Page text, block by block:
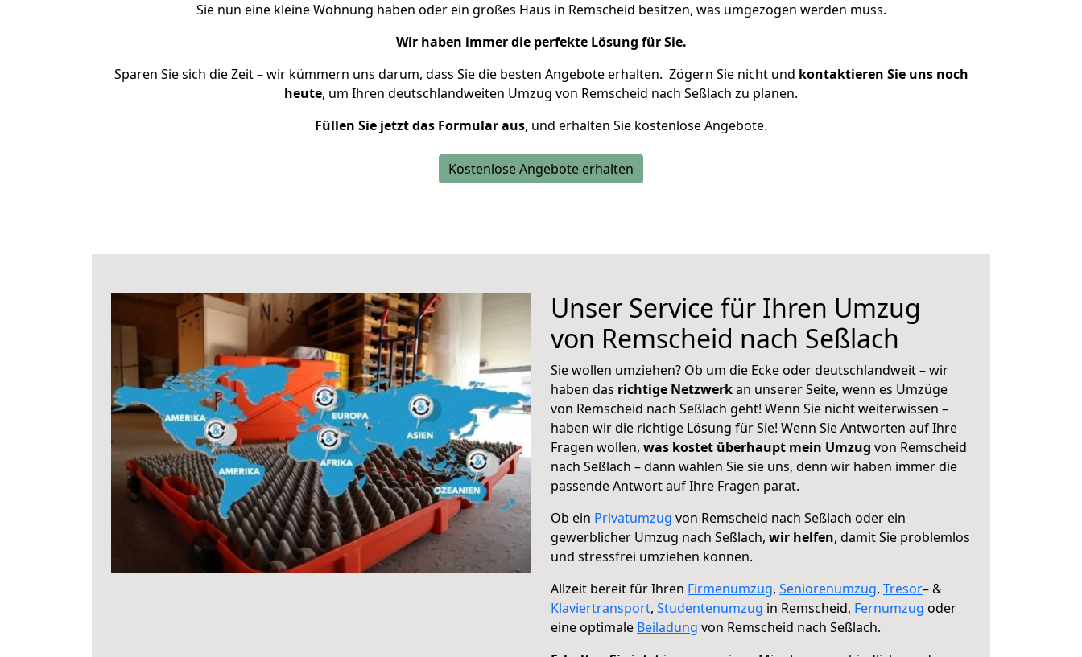
Sie nun eine kleine Wohnung haben oder ein großes Haus in Remscheid besitzen, was umgezogen werden muss.
Wir haben immer die perfekte Lösung für Sie.
Sparen Sie sich die Zeit – wir kümmern uns darum, dass Sie die besten Angebote erhalten. Zögern Sie nicht und kontaktieren Sie uns noch
heute, um Ihren deutschlandweiten Umzug von Remscheid nach Seßlach zu planen.
Füllen Sie jetzt das Formular aus, und erhalten Sie kostenlose Angebote.
Kostenlose Angebote erhalten
Unser Service für Ihren Umzug
von Remscheid nach Seßlach
Sie wollen umziehen? Ob um die Ecke oder deutschlandweit – wir
haben das richtige Netzwerkan unserer Seite, wenn es Umzüge
von Remscheid nach Seßlach geht! Wenn Sie nicht weiterwissen –
haben wir die richtige Lösung für Sie! Wenn Sie Antworten auf Ihre
Fragen wollen, was kostet überhaupt mein Umzug von Remscheid
nach Seßlach – dann wählen Sie sie uns, denn wir haben immer die
passende Antwort auf Ihre Fragen parat.
Ob ein Privatumzug von Remscheid nach Seßlach oder ein
gewerblicher Umzug nach Seßlach, wir helfen, damit Sie problemlos
und stressfrei umziehen können.
Allzeit bereit für Ihren Firmenumzug, Seniorenumzug, Tresor– &
Klaviertransport, Studentenumzug in Remscheid, Fernumzug oder
eine optimale Beiladung von Remscheid nach Seßlach.